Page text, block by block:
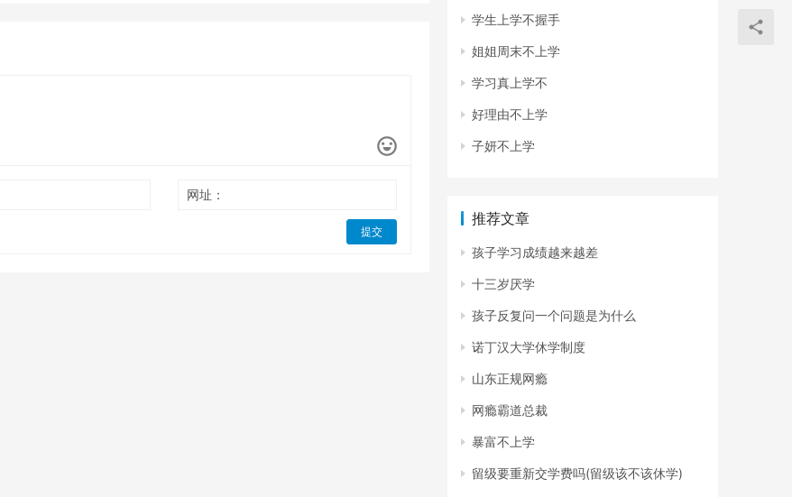
网址：
提交
学生上学不握手
姐姐周末不上学
学习真上学不
好理由不上学
子妍不上学
推荐文章
孩子学习成绩越来越差
十三岁厌学
孩子反复问一个问题是为什么
诺丁汉大学休学制度
山东正规网瘾
网瘾霸道总裁
暴富不上学
留级要重新交学费吗(留级该不该休学)